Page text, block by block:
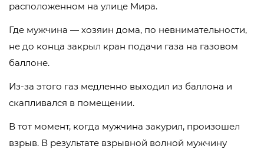
расположенном на улице Мира.
Где мужчина — хозяин дома, по невнимательности,
не до конца закрыл кран подачи газа на газовом
баллоне.
Из-за этого газ медленно выходил из баллона и
скапливался в помещении.
В тот момент, когда мужчина закурил, произошел
взрыв. В результате взрывной волной мужчину